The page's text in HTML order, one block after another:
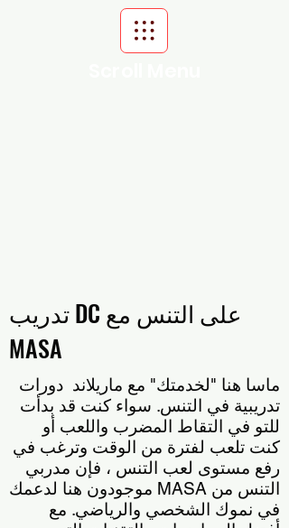
تدريب DC على التنس مع
MASA
ماسا هنا "لخدمتك" مع ماريلاند دورات
تدريبية في التنس. سواء كنت قد بدأت
للتو في التقاط المضرب واللعب أو
كنت تلعب لفترة من الوقت وترغب في
رفع مستوى لعب التنس ، فإن مدربي
التنس من MASA موجودون هنا لدعمك
في نموك الشخصي والرياضي. مع